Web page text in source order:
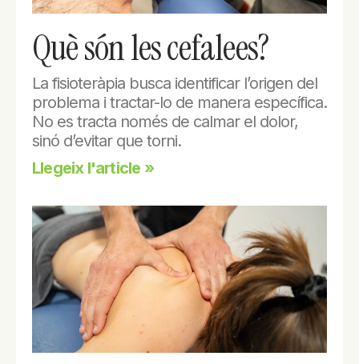
Què són les cefalees?
La fisioteràpia busca identificar l’origen del
problema i tractar-lo de manera específica.
No es tracta només de calmar el dolor,
sinó d’evitar que torni.
Llegeix l'article »